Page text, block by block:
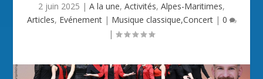
2 juin 2025 | A la une, Activités, Alpes-Maritimes,
Articles, Evénement| Musique classique,Concert| 0
|